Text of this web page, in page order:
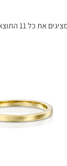
את כל ⁦11⁩ התוצאות